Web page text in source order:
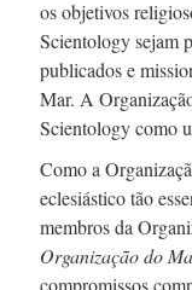
os objetivos
Scientology sejam
publicados e
Mar. A
Scientology como
Como a
eclesiástico tão
membros da
Organização do
compromissos